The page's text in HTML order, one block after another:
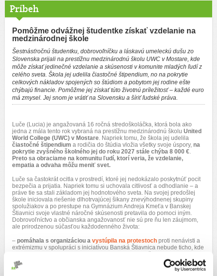
Príbeh
Pomôžme odvážnej študentke získať vzdelanie na
medzinárodnej škole
Šestnásťročnú študentku, dobrovoľníčku a láskavú umeleckú dušu zo
Slovenska prijali na prestížnu medzinárodnú školu UWC v Mostare, kde
môže získať jedinečné vzdelanie a skúsenosti v komunite mladých ľudí z
celého sveta. Škola jej udelila čiastočné štipendium, no na pokrytie
celkových nákladov spojených so štúdiom a pobytom jej rodine ešte
chýbajú financie. Pomôžme jej získať túto životnú príležitosť – každé euro
má zmysel. Jej snom je vrátiť na Slovensku a šíriť ľudské práva.
Luče (Lucia) je angažovaná 16 ročná stredoškoláčka, ktorá bola ako
jedna z mála tento rok vybraná na prestížnu medzinárodnú školu United
World College (UWC) v Mostare. Napriek tomu, že škola jej udelila
čiastočné štipendium a rodičia do štúdia vložia všetky svoje úspory, na
pokrytie zvyšného školného jej do roku 2027 stále chýba 8 000 €.
Preto sa obraciame na komunitu ľudí, ktorí veria, že vzdelanie,
empatia a odvaha môžu meniť svet.
Luče sa častokrát ocitla v prostredí, ktoré jej nedokázalo poskytnúť pocit
bezpečia a prijatia. Napriek tomu si uchovala citlivosť a odhodlanie – a
práve tie sa stali základom jej hodnotového sveta. Na svojej predošlej
škole iniciovala riešenie dlhotrvajúcej šikany znevýhodnenej skupiny
spolužiakov a po prestupe na Gymnázium Andreja Kmeťa v Banskej
Štiavnici svoje vlastné náročné skúsenosti pretavila do pomoci iným.
Dobrovoľníctvo a občianska angažovanosť nie sú pre ňu len záujmom,
ale prirodzenou súčasťou každodenného života:
– pomáhala s organizáciou a vystúpila na protestoch proti nenávisti a
extrémizmu v spolupráci s iniciatívou Banská Štiavnica nebude ticho, kde
mládeže
– pôsobí v
, kde prednáša o ľudských právach a v